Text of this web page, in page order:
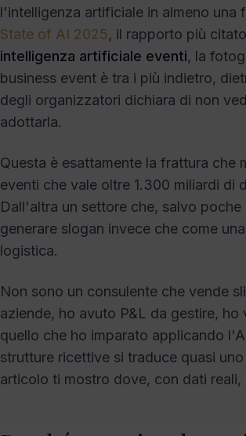
l'intelligenza artificiale in almeno una
State of AI 2025, il rapporto più
intelligenza artificiale eventi, la
business event è tra i più indietro,
degli organizzatori dichiara di non
adottarla.
Questa è esattamente la frattura che
eventi che vale oltre 1.300 miliardi di
Dall'altra un settore che, salvo
generare slogan invece che come
logistica.
Non sono un consulente che vende
aziende, ho avuto P&L da gestire,
quello che ho imparato applicando
strutture ricettive si traduce quasi
articolo ti mostro dove, con dati